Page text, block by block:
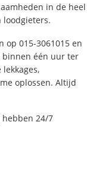
in de heel
op 015-3061015 en
binnen één uur ter
oplossen. Altijd
24/7